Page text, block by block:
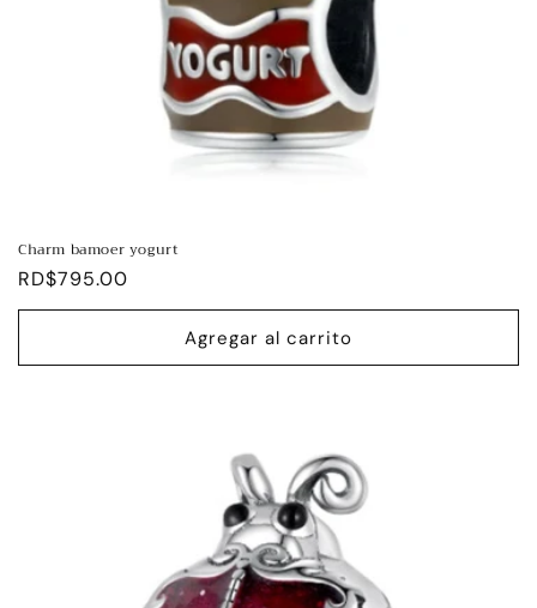
Charm bamoer yogurt
Precio
habitual
RD$795.00
Agregar al carrito